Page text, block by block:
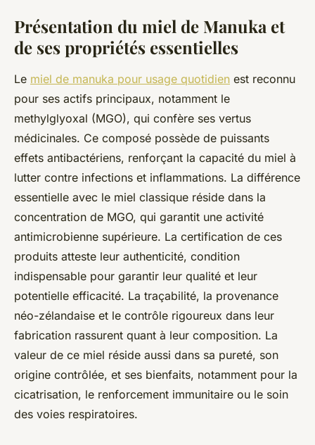
Présentation du miel de Manuka et
de ses propriétés essentielles
Le miel de manuka pour usage quotidien est reconnu
pour ses actifs principaux, notamment le
methylglyoxal (MGO), qui confère ses vertus
médicinales. Ce composé possède de puissants
effets antibactériens, renforçant la capacité du miel à
lutter contre infections et inflammations. La différence
essentielle avec le miel classique réside dans la
concentration de MGO, qui garantit une activité
antimicrobienne supérieure. La certification de ces
produits atteste leur authenticité, condition
indispensable pour garantir leur qualité et leur
potentielle efficacité. La traçabilité, la provenance
néo-zélandaise et le contrôle rigoureux dans leur
fabrication rassurent quant à leur composition. La
valeur de ce miel réside aussi dans sa pureté, son
origine contrôlée, et ses bienfaits, notamment pour la
cicatrisation, le renforcement immunitaire ou le soin
des voies respiratoires.